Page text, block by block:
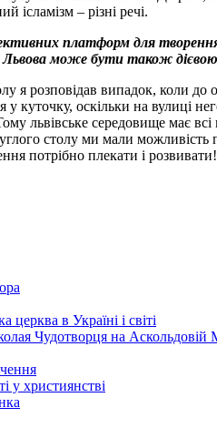
ісламізм – різні речі.
платформ для творення
Львова може бути також
я розповідав випадок, коли
куточку, оскільки на вулиці
львівське середовище має
столу ми мали можливість
потрібно плекати і
церква в Україні і світі
Чудотворця на Аскольдовій
у християнстві